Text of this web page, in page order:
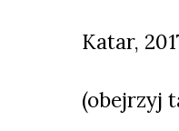
Katar,
(obejrzyj